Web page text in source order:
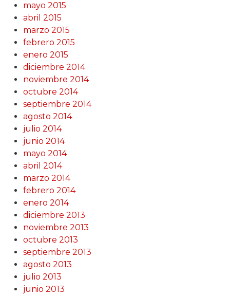
mayo 2015
abril 2015
marzo 2015
febrero 2015
enero 2015
diciembre 2014
noviembre 2014
octubre 2014
septiembre 2014
agosto 2014
julio 2014
junio 2014
mayo 2014
abril 2014
marzo 2014
febrero 2014
enero 2014
diciembre 2013
noviembre 2013
octubre 2013
septiembre 2013
agosto 2013
julio 2013
junio 2013